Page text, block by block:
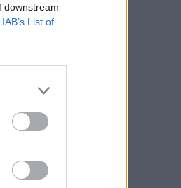
downstream
IAB’s List of